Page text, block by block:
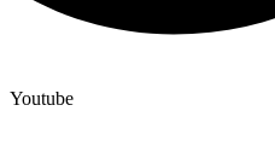
Youtube